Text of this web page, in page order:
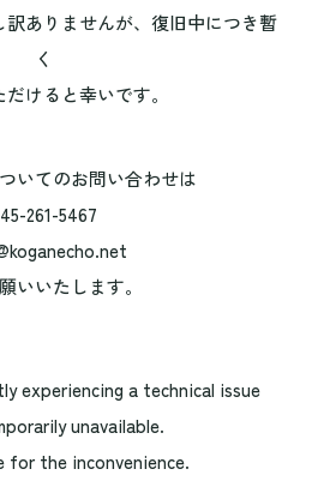
ありませんが、復旧中につき暫
く
けると幸いです。
いてのお問い合わせは
261-5467
いいたします。
experiencing a technical issue
unavailable.
for the inconvenience.